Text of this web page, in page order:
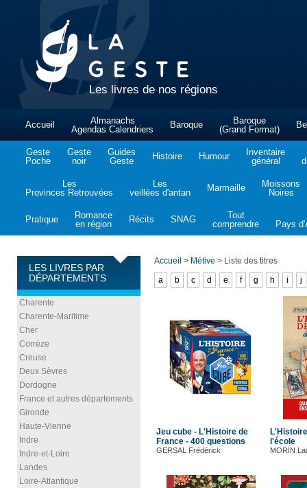
Les livres de nos régions
Accueil
Almanachs
Agendas Calendriers
Baroque
Baroque
(Grand Format)
Geste
Poche
Geste
noir
Guides
Geste
Histoire Humour
Inventaire
général
Les
Provinces Retrouvées
Les
veillées d'antan
Marmaille
Moissons
Noires
Pratique
Romance
en région
Récits SNAG
Tout
comprendre
Pays
LES LIVRES PAR
DÉPARTEMENTS
Charente
Charente-Maritime
Cher
Corrèze
Creuse
Deux Sèvres
Dordogne
France et autres départements
Gironde
Haute-Vienne
Indre
Indre-et-Loire
Landes
Loire-Atlantique
Accueil > Métive > Liste des titres
a
b c d e f g h i j
Jeu cube - L'Histoire de
France - 400 questions
GERSAL Frédérick
l'école
MORIN